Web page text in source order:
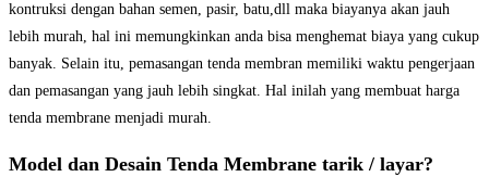
kontruksi dengan bahan semen, pasir, batu,dll maka biayanya akan jauh
lebih murah, hal ini memungkinkan anda bisa menghemat biaya yang cukup
banyak. Selain itu, pemasangan tenda membran memiliki waktu pengerjaan
dan pemasangan yang jauh lebih singkat. Hal inilah yang membuat harga
tenda membrane menjadi murah.
Model dan Desain Tenda Membrane tarik / layar?